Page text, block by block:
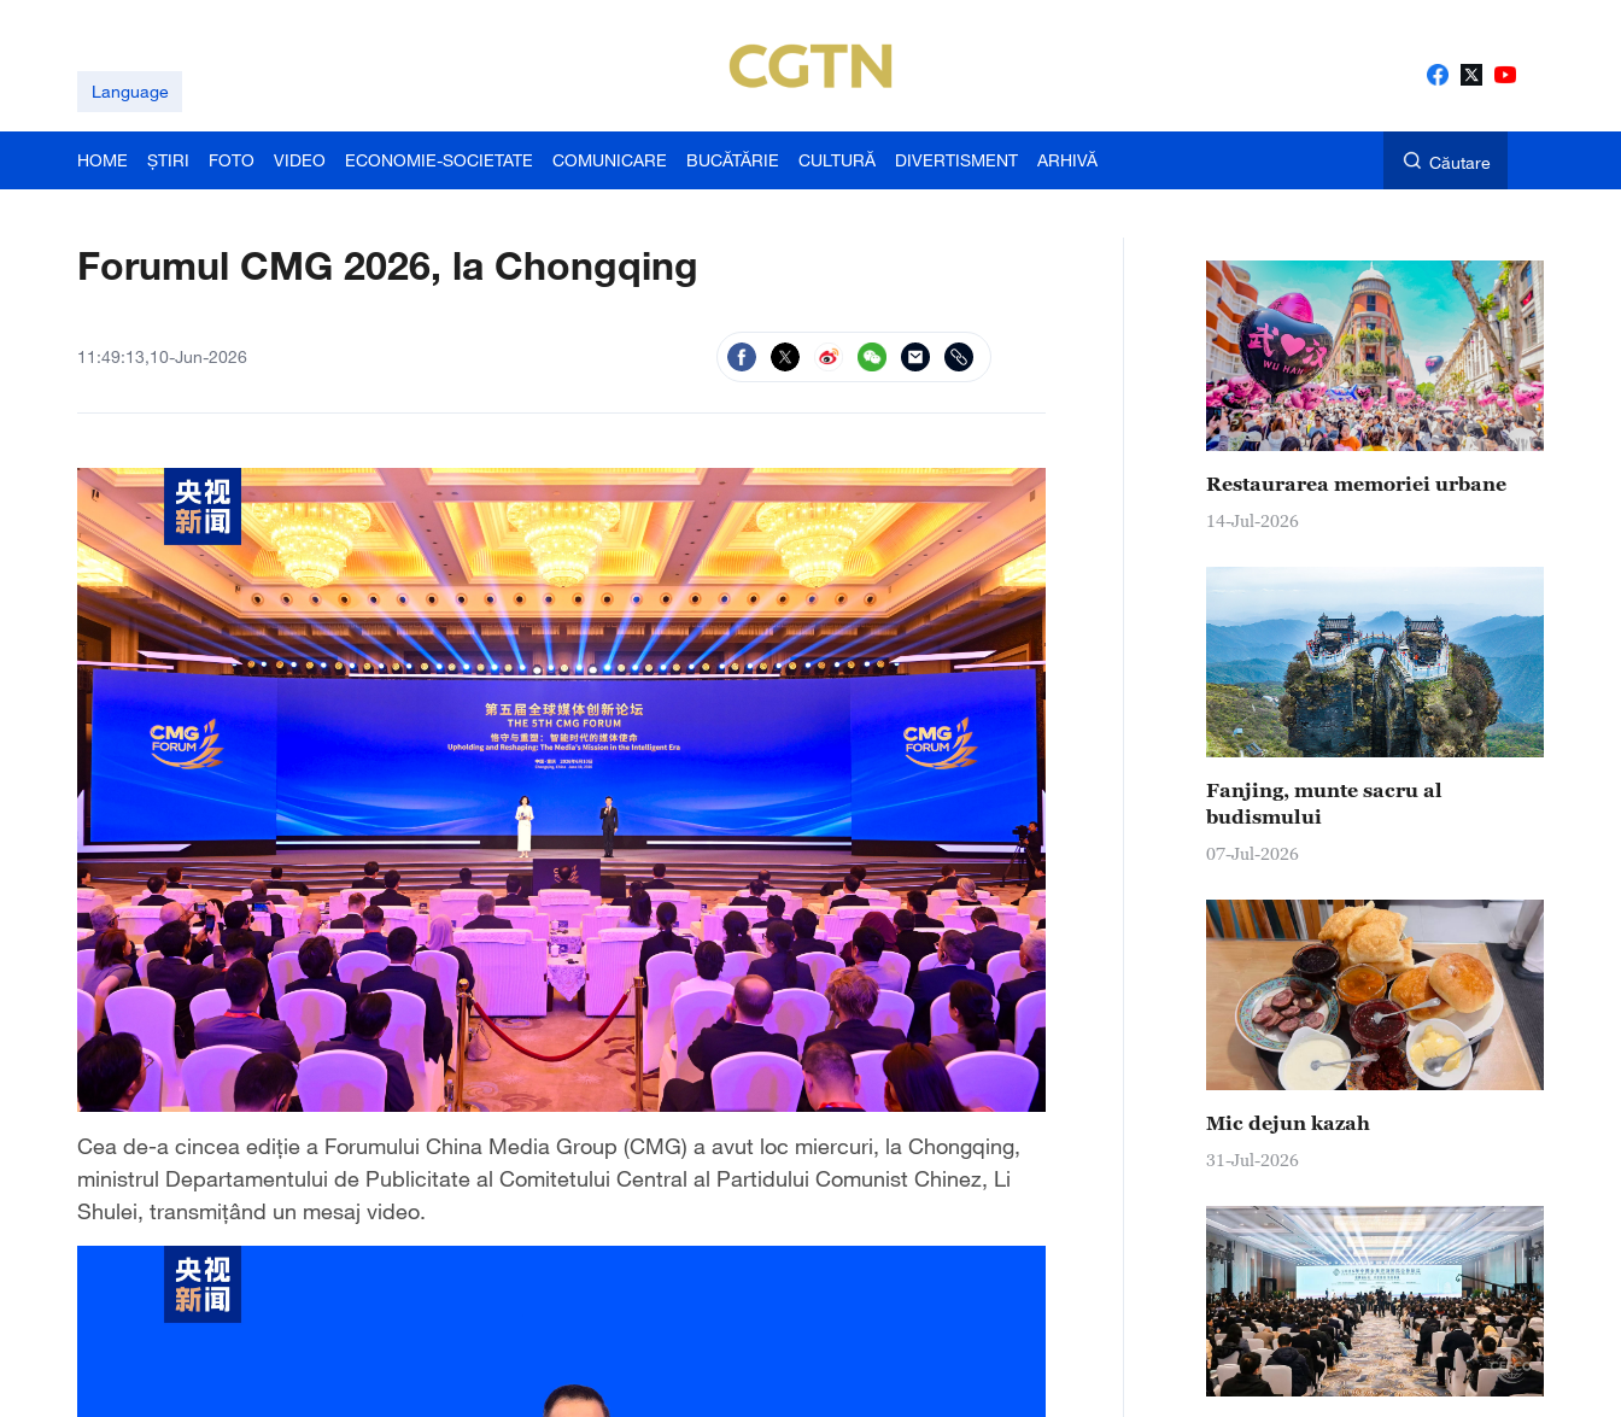
Language
HOME ȘTIRI FOTO VIDEO ECONOMIE-SOCIETATE COMUNICARE BUCĂTĂRIE CULTURĂ DIVERTISMENT ARHIVĂ Căutare
Forumul CMG 2026, la Chongqing
11:49:13,10-Jun-2026
Cea de-a cincea ediție a Forumului China Media Group (CMG) a avut loc miercuri, la Chongqing,
ministrul Departamentului de Publicitate al Comitetului Central al Partidului Comunist Chinez, Li
Shulei, transmițând un mesaj video.
Restaurarea memoriei urbane
14-Jul-2026
Fanjing, munte sacru al
budismului
07-Jul-2026
Mic dejun kazah
31-Jul-2026